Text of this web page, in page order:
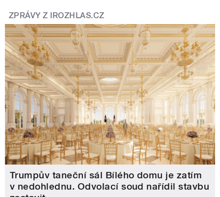
ZPRÁVY Z IROZHLAS.CZ
Trumpův taneční sál Bílého domu je zatím
v nedohlednu. Odvolací soud nařídil stavbu